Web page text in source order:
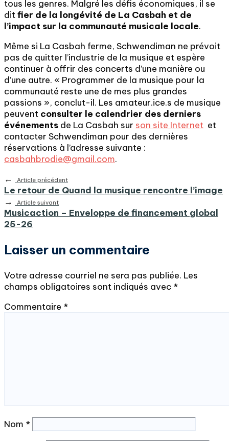
tous les genres. Malgré les défis économiques, il se
ditfier de la longévité de La Casbah et de
l’impact sur la communauté musicale locale.
Même si La Casbah ferme, Schwendiman ne prévoit
pas de quitter l’industrie de la musique et espère
continuer à offrir des concerts d’une manière ou
d’une autre. « Programmer de la musique pour la
communauté reste une de mes plus grandes
passions », conclut-il. Les amateur.ice.s de musique
peuvent consulter le calendrier des derniers
événements de La Casbah sur son site Internet et
contacter Schwendiman pour des dernières
réservations à l’adresse suivante :
casbahbrodie@gmail.com.
←
Article précédent
Le retour de Quand la musique rencontre l’image
→
Article suivant
Musicaction – Enveloppe de financement global
25-26
Laisser un commentaire
Votre adresse courriel ne sera pas publiée. Les
champs obligatoires sont indiqués avec *
Commentaire *
Nom *